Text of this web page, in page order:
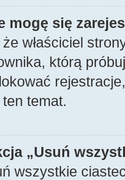
mogę się
właściciel
którą
temat.
„Usuń
wszystkie